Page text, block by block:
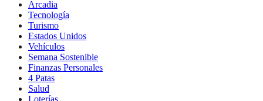
Arcadia
Tecnología
Turismo
Estados Unidos
Vehículos
Semana Sostenible
Finanzas Personales
4 Patas
Salud
Loterías